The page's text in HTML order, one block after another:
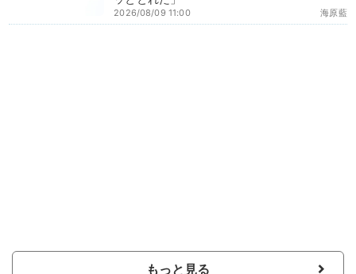
海原藍
2026/08/09 11:00
もっと見る